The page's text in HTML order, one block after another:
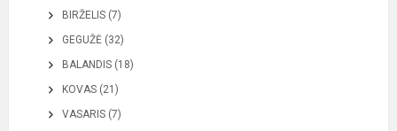
BIRŽELIS (7)
GEGUŽĖ (32)
BALANDIS (18)
KOVAS (21)
VASARIS (7)